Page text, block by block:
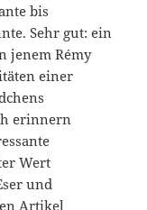
bis
Sehr gut: ein
jenem Rémy
einer
erinnern
Wert
und
Artikel